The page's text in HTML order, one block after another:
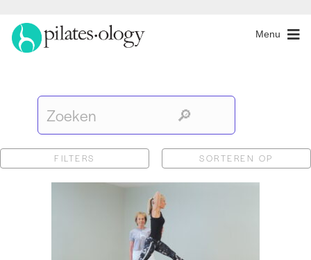
Menu
FILTERS SORTEREN OP